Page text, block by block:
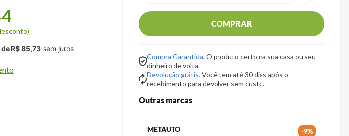
deR$85,73
COMPRAR
Compra Garantida.O produto certo na sua casa ou seu
dinheiro de volta.
Devolução grátis.Você tem até 30 dias após o
recebimento para devolver sem custo.
Outras marcas
METAUTO -9%